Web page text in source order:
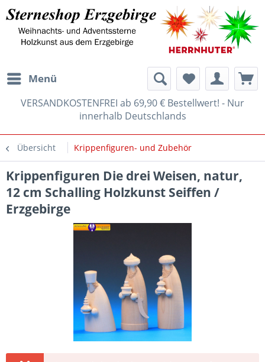
Menü
VERSANDKOSTENFREI ab 69,90 € Bestellwert! - Nur
innerhalb Deutschlands
Übersicht Krippenfiguren- und Zubehör
Krippenfiguren Die drei Weisen, natur,
12 cm Schalling Holzkunst Seiffen /
Erzgebirge